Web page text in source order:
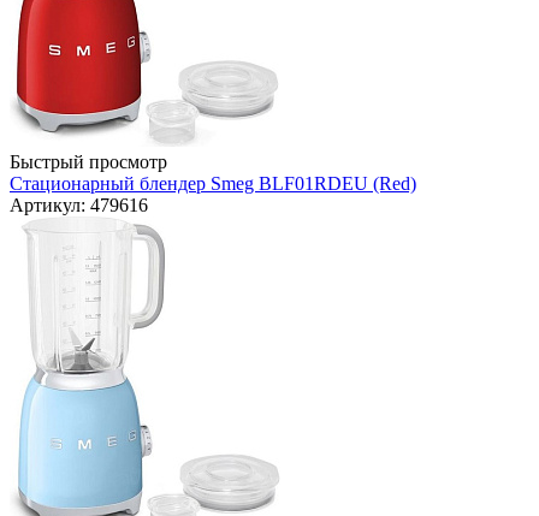
Быстрый просмотр
Стационарный блендер Smeg BLF01RDEU (Red)
Артикул: 479616